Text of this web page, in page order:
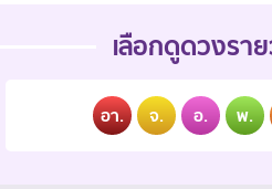
เลือกดูดวงรา
อา. จ. อ. พ.